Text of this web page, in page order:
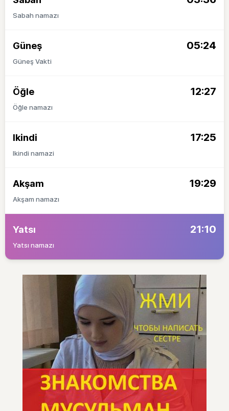
Sabah namazı
Güneş 05:24
Güneş Vakti
Öğle 12:27
Öğle namazı
Ikindi 17:25
Ikindi namazi
Akşam 19:29
Akşam namazı
Yatsı 21:10
Yatsı namazı